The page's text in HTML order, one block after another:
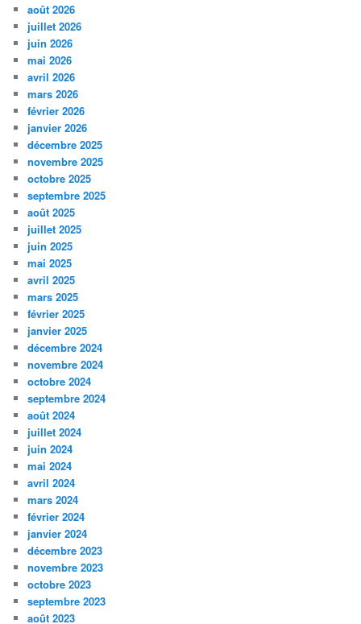
août 2026
juillet 2026
juin 2026
mai 2026
avril 2026
mars 2026
février 2026
janvier 2026
décembre 2025
novembre 2025
octobre 2025
septembre 2025
août 2025
juillet 2025
juin 2025
mai 2025
avril 2025
mars 2025
février 2025
janvier 2025
décembre 2024
novembre 2024
octobre 2024
septembre 2024
août 2024
juillet 2024
juin 2024
mai 2024
avril 2024
mars 2024
février 2024
janvier 2024
décembre 2023
novembre 2023
octobre 2023
septembre 2023
août 2023